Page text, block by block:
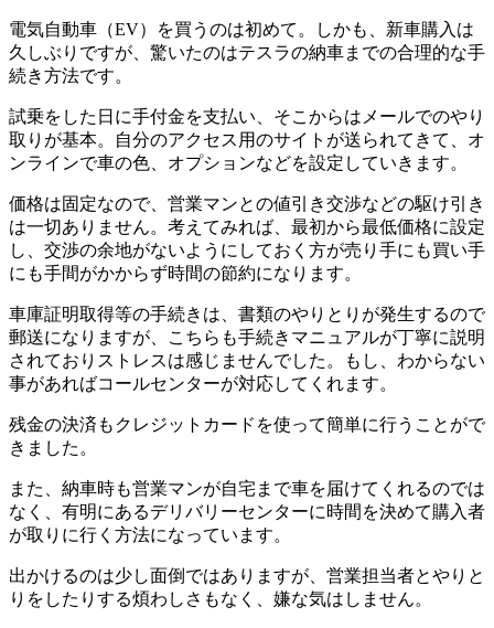
電気自動車（EV）を買うのは初めて。しかも、新車購入は
久しぶりですが、驚いたのはテスラの納車までの合理的な手
続き方法です。
試乗をした日に手付金を支払い、そこからはメールでのやり
取りが基本。自分のアクセス用のサイトが送られてきて、オ
ンラインで車の色、オプションなどを設定していきます。
価格は固定なので、営業マンとの値引き交渉などの駆け引き
は一切ありません。考えてみれば、最初から最低価格に設定
し、交渉の余地がないようにしておく方が売り手にも買い手
にも手間がかからず時間の節約になります。
車庫証明取得等の手続きは、書類のやりとりが発生するので
郵送になりますが、こちらも手続きマニュアルが丁寧に説明
されておりストレスは感じませんでした。もし、わからない
事があればコールセンターが対応してくれます。
残金の決済もクレジットカードを使って簡単に行うことがで
きました。
また、納車時も営業マンが自宅まで車を届けてくれるのでは
なく、有明にあるデリバリーセンターに時間を決めて購入者
が取りに行く方法になっています。
出かけるのは少し面倒ではありますが、営業担当者とやりと
りをしたりする煩わしさもなく、嫌な気はしません。